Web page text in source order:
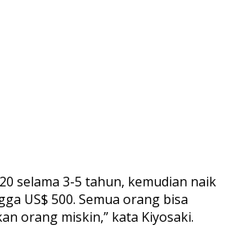
selama 3-5 tahun, kemudian naik
US$ 500. Semua orang bisa
orang miskin,” kata Kiyosaki.